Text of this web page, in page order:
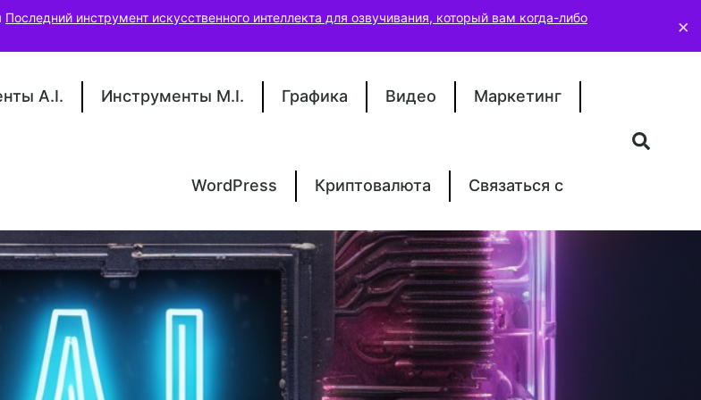
A.I. Инструменты M.I. Графика Видео Маркетинг
WordPress Криптовалюта Связаться с
Последний инструмент искусственного интеллекта для озвучивания, который вам когда-либо
×